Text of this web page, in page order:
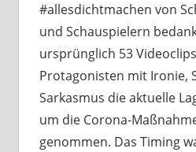
#allesdichtmachen von
und Schauspielern
ursprünglich 53
Protagonisten mit Ironie,
Sarkasmus die aktuelle
um die Corona-
genommen. Das Timing